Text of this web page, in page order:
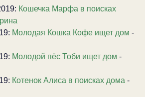
Кошечка Марфа в поисках
Молодая Кошка Кофе ищет дом -
Молодой пёс Тоби ищет дом -
Котенок Алиса в поисках дома -